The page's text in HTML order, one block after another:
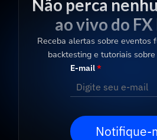
Não perca
ao vivo do FX
Receba alertas sobre eventos
backtesting e tutoriais
E-mail*
Notifique-